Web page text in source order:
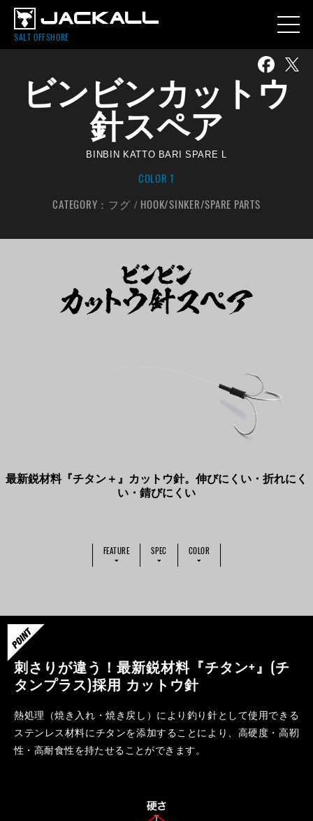
SALT OFFSHORE
ビンビンカットウ
針スペア
BINBIN KATTO BARI SPARE L
COLOR 1
CATEGORY： フグ HOOK/SINKER/SPARE PARTS
最新鋭材料『チタン＋』カットウ針。伸びにくい・折れにく
い・錆びにくい
FEATURE SPEC COLOR
刺さりが違う！最新鋭材料『チタン+』(チ
タンプラス)採用 カットウ針
熱処理（焼き入れ・焼き戻し）により釣り針として使用できる
ステンレス材料にチタンを添加することにより、高硬度・高靭
性・高耐食性を持たせることができます。